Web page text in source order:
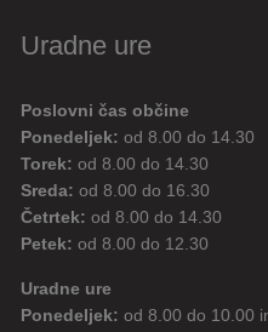
Uradne ure
Poslovni čas občine
Ponedeljek: od 8.00 do 14.30
Torek: od 8.00 do 14.30
Sreda: od 8.00 do 16.30
Četrtek: od 8.00 do 14.30
Petek: od 8.00 do 12.30
Uradne ure
Ponedeljek: od 8.00 do 10.00